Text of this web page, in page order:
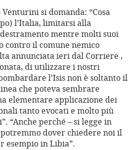
si domanda: “Cosa
l’Italia, limitarsi alla
mentre molti suoi
contro il comune nemico
annunciata ieri dal Corriere ,
di utilizzare i nostri
l’Isis non è soltanto il
che poteva sembrare
elementare applicazione dei
tanto evocati e molto più
“Anche perché – si legge in
dover chiedere noi il
esempio in Libia”.